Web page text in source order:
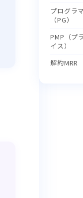
プログラ
（PG）
PMP（プ
イス）
解約MRR